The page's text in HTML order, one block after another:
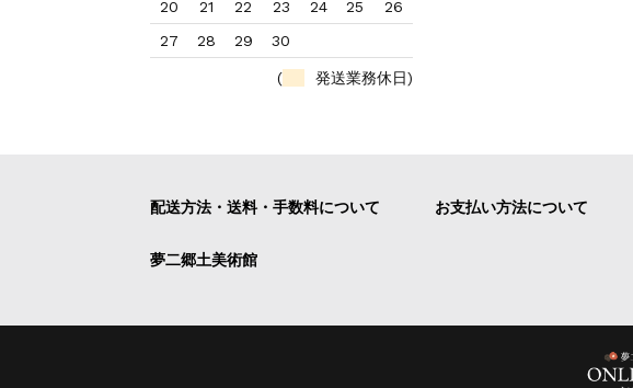
20
21 22 23 24 25
26
27
28 29 30
( 発送業務休日)
配送方法・送料・手数料について お支払い方法について
夢二郷土美術館